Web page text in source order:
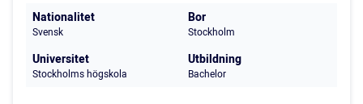
Nationalitet
Svensk
Bor
Stockholm
Universitet
Stockholms högskola
Utbildning
Bachelor